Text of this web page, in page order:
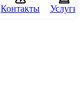
Контакты Услуги